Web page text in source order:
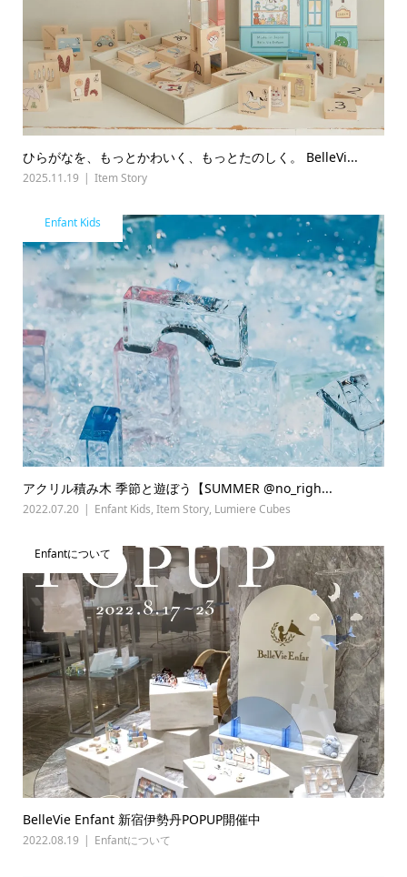
ひらがなを、もっとかわいく、もっとたのしく。 BelleVi...
2025.11.19 Item Story
Enfant Kids
アクリル積み木 季節と遊ぼう【SUMMER @no_righ...
2022.07.20 Enfant Kids, Item Story, Lumiere Cubes
Enfantについて
BelleVie Enfant 新宿伊勢丹POPUP開催中
2022.08.19 Enfantについて